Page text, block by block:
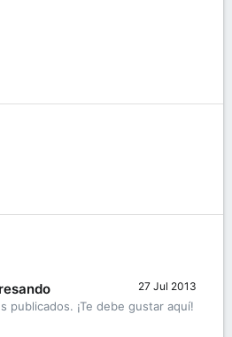
27 Jul 2013
publicados. ¡Te debe gustar aquí!